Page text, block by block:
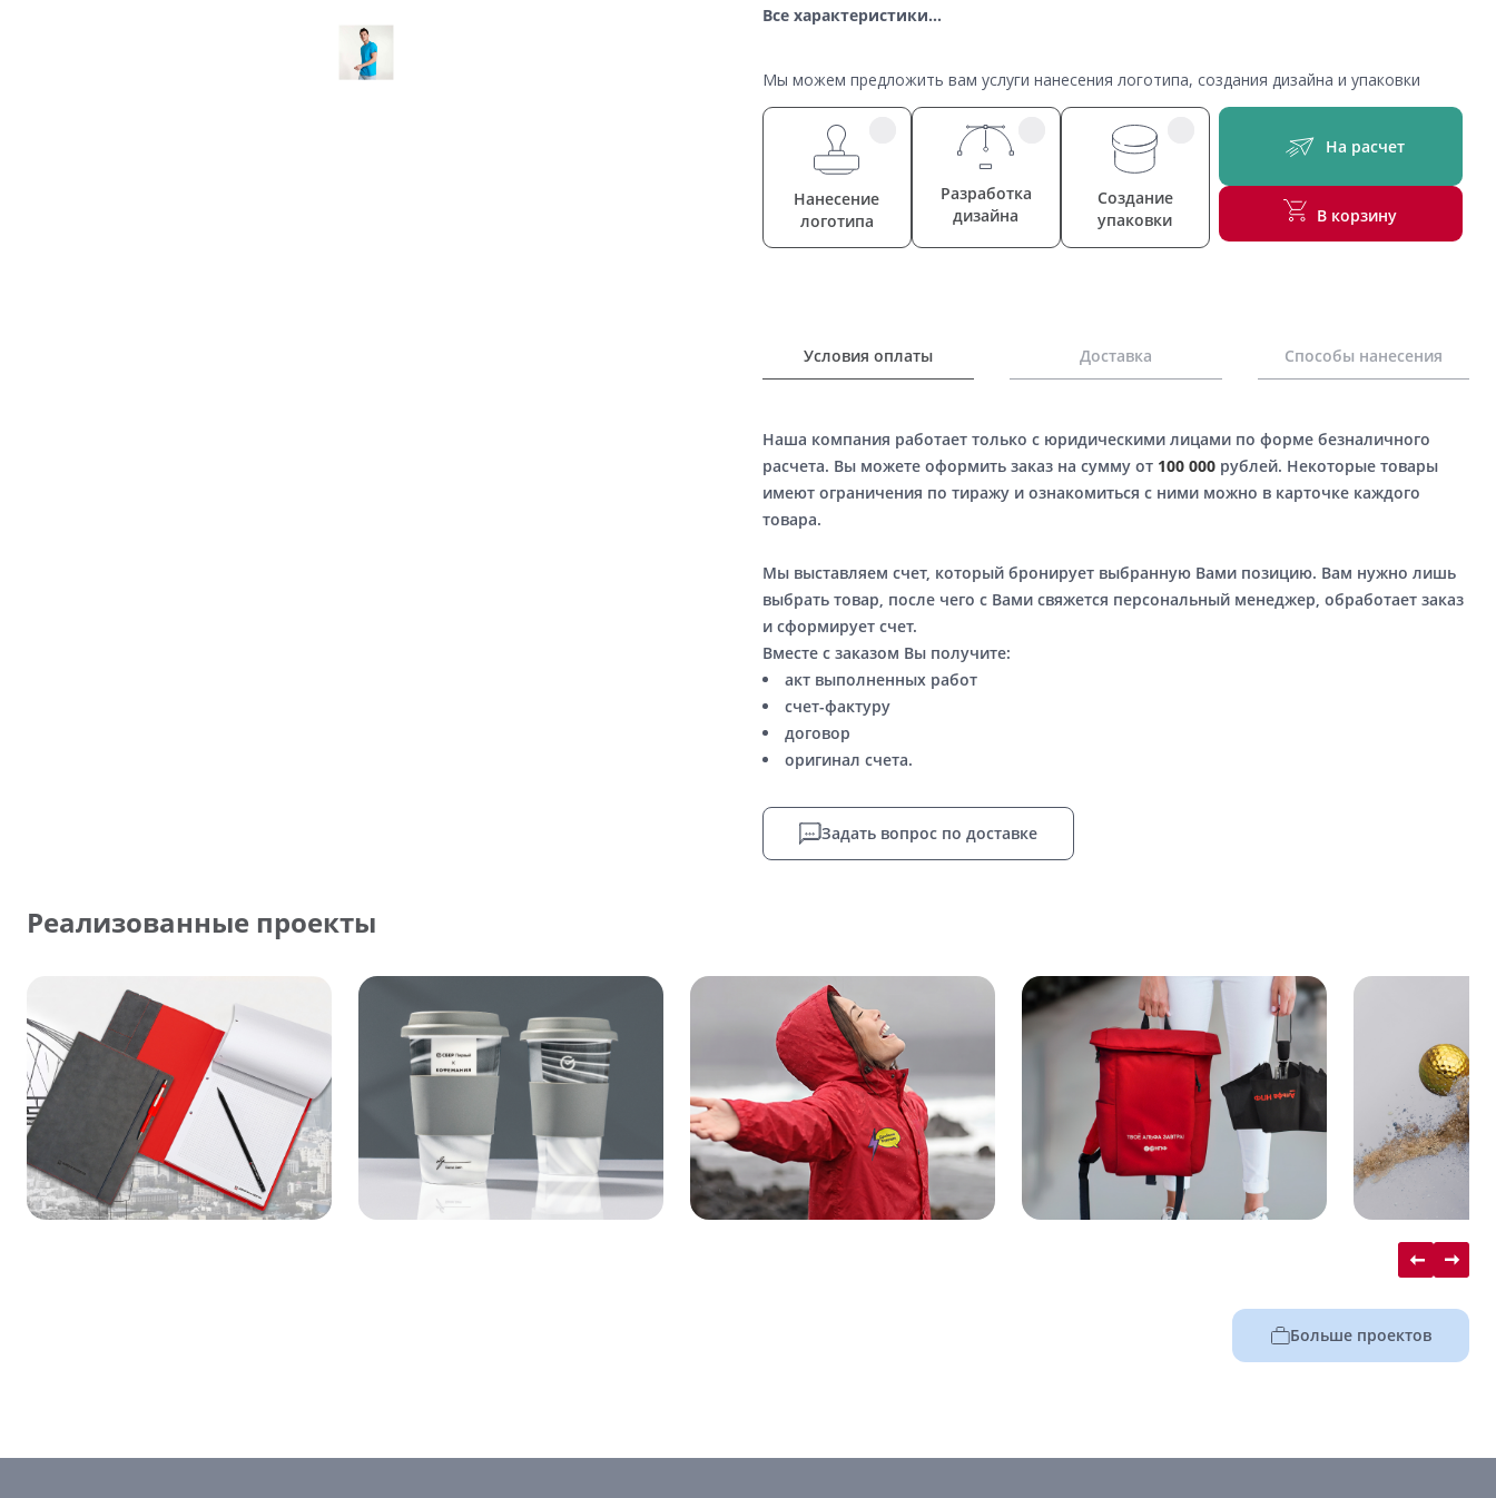
Все характеристики...
Мы можем предложить вам услуги нанесения логотипа, создания дизайна и упаковки
Нанесение
логотипа
Разработка
дизайна
Создание
упаковки
На расчет
В корзину
Условия оплаты Доставка Способы нанесения
Наша компания работает только с юридическими лицами по форме безналичного
расчета. Вы можете оформить заказ на сумму от 100 000рублей. Некоторые товары
имеют ограничения по тиражу и ознакомиться с ними можно в карточке каждого
товара.
Мы выставляем счет, который бронирует выбранную Вами позицию. Вам нужно лишь
выбрать товар, после чего с Вами свяжется персональный менеджер, обработает заказ
и сформирует счет.
Вместе с заказом Вы получите:
акт выполненных работ
счет-фактуру
договор
оригинал счета.
Задать вопрос по доставке
Реализованные проекты
Больше проектов